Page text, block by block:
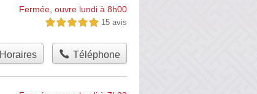
Fermée, ouvre lundi à 8h00
5,0 étoiles sur 5 15 avis
Horaires Téléphone